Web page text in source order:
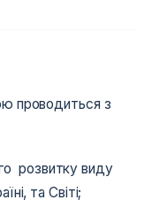
проводиться з
розвитку виду
та Світі;